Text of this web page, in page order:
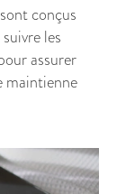
conçus
les
assurer
maintienne